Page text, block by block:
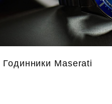
Годинники Maserati